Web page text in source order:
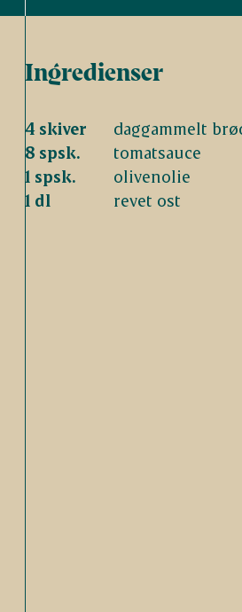
Ingredienser
4 skiver
daggammelt
8 spsk.
tomatsauce
1 spsk.
olivenolie
1 dl
revet ost